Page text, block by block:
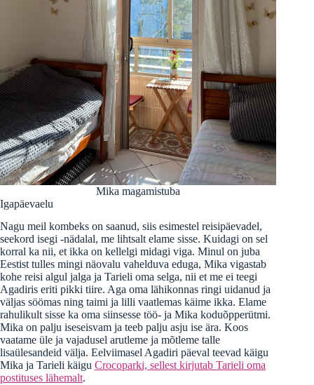
Mika magamistuba
Igapäevaelu
Nagu meil kombeks on saanud, siis esimestel reisipäevadel,
seekord isegi -nädalal, me lihtsalt elame sisse. Kuidagi on sel
korral ka nii, et ikka on kellelgi midagi viga. Minul on juba
Eestist tulles mingi näovalu vahelduva eduga, Mika vigastab
kohe reisi algul jalga ja Tarieli oma selga, nii et me ei teegi
Agadiris eriti pikki tiire. Aga oma lähikonnas ringi uidanud ja
väljas söömas ning taimi ja lilli vaatlemas käime ikka. Elame
rahulikult sisse ka oma siinsesse töö- ja Mika koduõpperütmi.
Mika on palju iseseisvam ja teeb palju asju ise ära. Koos
vaatame üle ja vajadusel arutleme ja mõtleme talle
lisaülesandeid välja. Eelviimasel Agadiri päeval teevad käigu
Mika ja Tarieli käigu Crocoparki, sellest kirjutab Tarieli oma
postituses lähemalt.